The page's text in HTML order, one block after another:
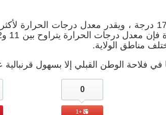
يبلغ المعدل العادي لدرجات الحرارة 17 درجة ، ويقدر معدل
مناطق الولاية.
فلاحة الوطن القبلي إلا بسهول قرنبالية
0
+1